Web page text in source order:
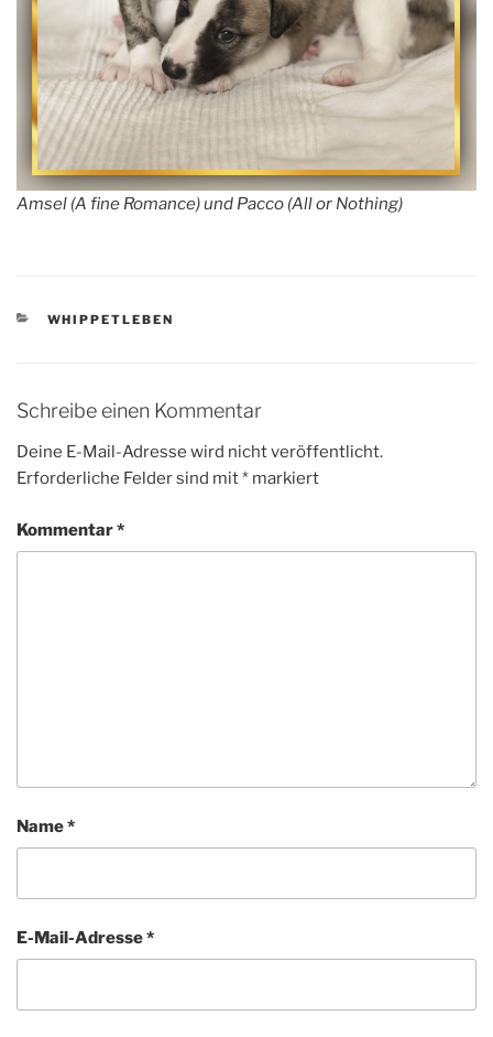
Amsel (A fine Romance) und Pacco (All or Nothing)
KATEGORIEN
WHIPPETLEBEN
Schreibe einen Kommentar
Deine E-Mail-Adresse wird nicht veröffentlicht.
Erforderliche Felder sind mit* markiert
Kommentar*
Name*
E-Mail-Adresse*